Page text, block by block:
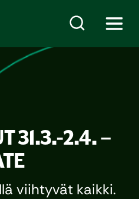
31.3.-2.4. –
viihtyvät kaikki.